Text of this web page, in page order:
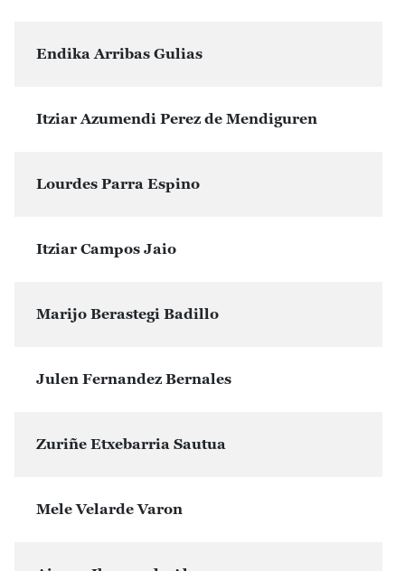
Endika Arribas Gulias
Itziar Azumendi Perez de Mendiguren
Lourdes Parra Espino
Itziar Campos Jaio
Marijo Berastegi Badillo
Julen Fernandez Bernales
Zuriñe Etxebarria Sautua
Mele Velarde Varon